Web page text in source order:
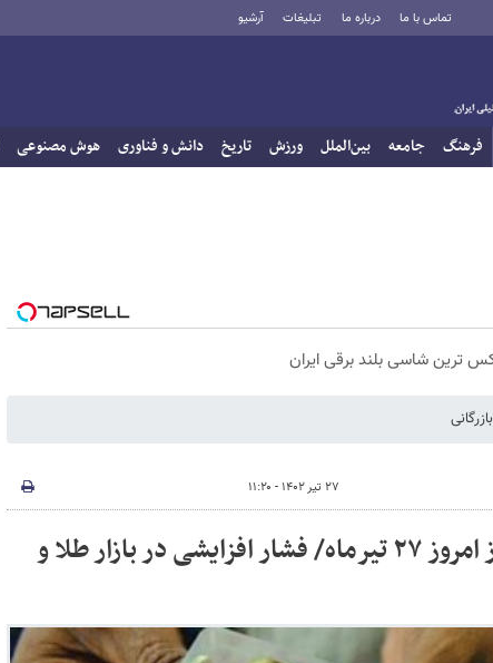
تماس با ما درباره ما تبلیغات آرشیو
فرهنگ جامعه بین‌الملل ورزش تاریخ دانش و فناوری هوش مصنوعی
بازرگانی
۲۷ تیر ۱۴۰۲ - ۱۱:۲۰
قیمت طلا، سکه و ارز امروز ۲۷ تیرماه/ فشار افزایشی در بازار طلا و